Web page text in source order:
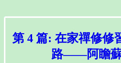
第 4 篇: 在家禪修修
路——阿瞻蘇